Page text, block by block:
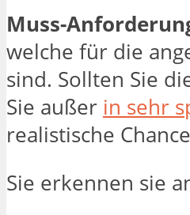
Muss-
welche für die
sind. Sollten Sie
Sie außer in sehr
realistische
Sie erkennen sie